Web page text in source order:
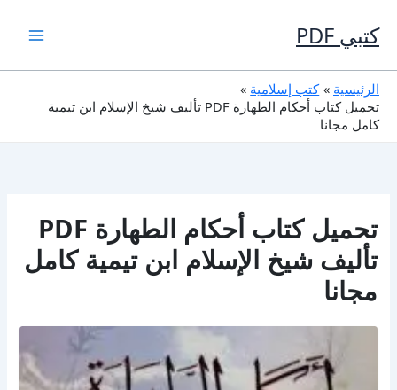
إلى
المحتوى
كتبي PDF
الرئيسية
كتب إسلامية
تحميل كتاب أحكام الطهارة PDF تأليف شيخ الإسلام ابن تيمية
كامل مجانا
تحميل كتاب أحكام الطهارة PDF
تأليف شيخ الإسلام ابن تيمية كامل
مجانا